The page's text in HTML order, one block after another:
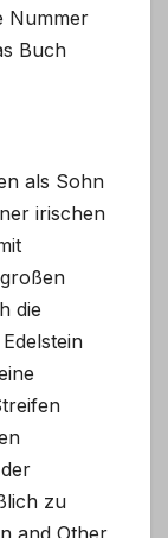
Nummer
Buch
als Sohn
irischen
die
zu